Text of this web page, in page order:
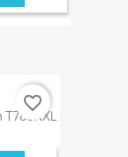
favorite_border